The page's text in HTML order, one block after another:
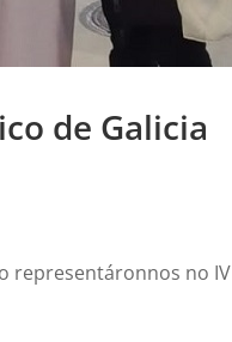
de Galicia
representáronnos no